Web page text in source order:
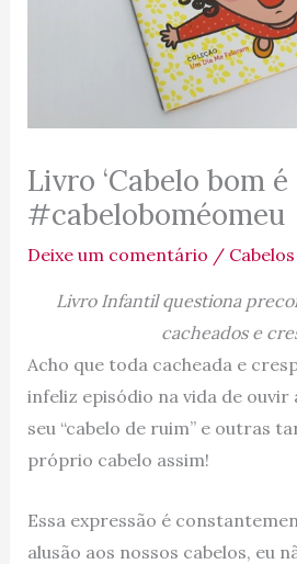
Livro ‘Cabelo bom é
#cabeloboméomeu
Deixe um comentário / Cabelos
Livro Infantil questiona
cacheados e
Acho que toda cacheada e
infeliz episódio na vida de ouvir
seu “cabelo de ruim” e outras
próprio cabelo assim!
Essa expressão é
alusão aos nossos cabelos, eu